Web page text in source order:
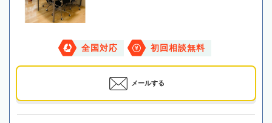
全国対応 初回相談無料
メールする